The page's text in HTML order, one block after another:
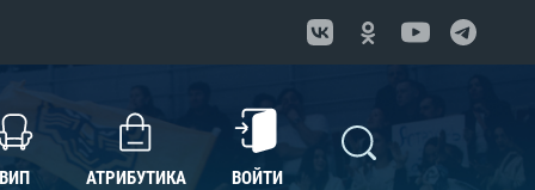
ВИП АТРИБУТИКА ВОЙТИ